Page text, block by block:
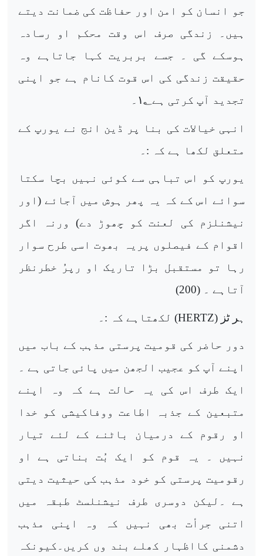
جو انسان کو امن اور حفاظت کی ضمانت دیتے
ہیں۔ زندگی صرف اس وقت محکم او رسادہ
ہوسکے گی ۔ جسے بربریت کہا جاتاہے وہ
حقیقت زندگی کی اس قوت کانام ہے جو اپنی
تجدید آپ کرتی ہے
۱؂۔
انہی خیالات کی بنا پر ڈین انج نے یورپ کے
متعلق لکھا ہے کہ :۔
یورپ کو اس تباہی سے کوئی نہیں بچا سکتا
سوائے اس کے کہ یہ پھر ہوش میں آجائے (اور
نیشنلزم کی لعنت کو چھوڑ دے) ورنہ اگر
اقوام کے فیصلوں پریہ بھوت اسی طرح سوار
رہا تو مستقبل بڑا تاریک او رپرُ خطرنظر
آتاہے ۔ (200)
ہر ٹز (HERTZ) لکھتاہے کہ :۔
دور حاضر کی قومیت پرستی مذہب کے باب میں
اپنے آپ کو عجیب الجھن میں پائی جاتی ہے ۔
ایک طرف اس کی یہ حالت ہے کہ وہ اپنے
متبعین کے جذبہ اطاعت ووفاکیشی کو خدا
او رقوم کے درمیان باٹنے کے لئے تیار
نہیں ۔ یہ قوم کو ایک بُت بناتی ہے او
رقومیت پرستی کو خود مذہب کی حیثیت دیتی
ہے ۔لیکن دوسری طرف نیشنلسٹ طبقہ میں
اتنی جرأت بھی نہیں کہ وہ اپنی مذہب
دشمنی کااظہار کھلے بند وں کریں۔کیونکہ